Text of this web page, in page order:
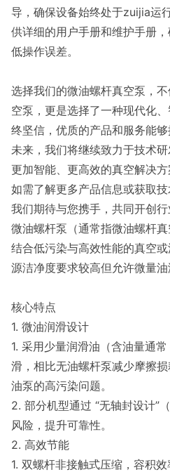
导，确保设备始终处于zuijia运
供详细的用户手册和维护手册
低操作误差。
选择我们的微油螺杆真空泵，
空泵，更是选择了一种现代化
终坚信，优质的产品和服务能够
未来，我们将继续致力于技术
更加智能、更高效的真空解决方
如需了解更多产品信息或获取技
我们期待与您携手，共同开创行
微油螺杆泵（通常指微油螺杆
结合低污染与高效性能的真空
源洁净度要求较高但允许微量油
核心特点
1. 微油润滑设计
1. 采用少量润滑油（含油量通
滑，相比无油螺杆泵减少摩擦
油泵的高污染问题。
2. 部分机型通过 “无轴封设计”
风险，提升可靠性。
2. 高效节能
1. 双螺杆非接触式压缩，容积